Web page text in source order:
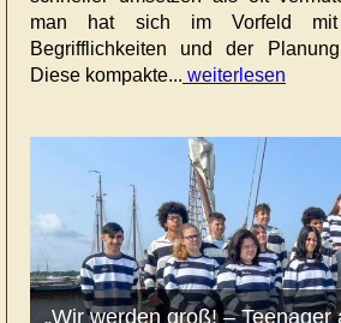
man hat sich im Vorfeld mit
Begrifflichkeiten und der
Diese kompakte... weiterlesen
„Wir werden groß! – Teenager